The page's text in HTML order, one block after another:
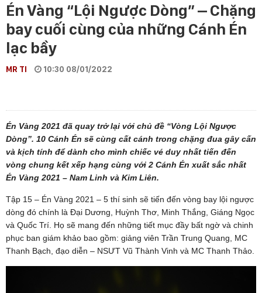
Én Vàng “Lội Ngược Dòng” – Chặng
bay cuối cùng của những Cánh Én
lạc bầy
MR TI 10:30 08/01/2022
Én Vàng 2021 đã quay trở lại với chủ đề “Vòng Lội Ngược
Dòng”. 10 Cánh Én sẽ cùng cất cánh trong chặng đua gây cấn
và kịch tính để dành cho mình chiếc vé duy nhất tiến đến
vòng chung kết xếp hạng cùng với 2 Cánh Én xuất sắc nhất
Én Vàng 2021 – Nam Linh và Kim Liên.
Tập 15 – Én Vàng 2021 – 5 thí sinh sẽ tiến đến vòng bay lội ngược
dòng đó chính là Đại Dương, Huỳnh Thơ, Minh Thắng, Giáng Ngọc
và Quốc Trí. Họ sẽ mang đến những tiết mục đầy bất ngờ và chinh
phục ban giám khảo bao gồm: giảng viên Trần Trung Quang, MC
Thanh Bạch, đạo diễn – NSƯT Vũ Thành Vinh và MC Thanh Thảo.